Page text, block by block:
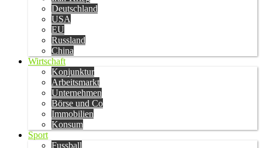
Deutschland
USA
EU
Russland
China
Wirtschaft
Konjunktur
Arbeitsmarkt
Unternehmen
Börse und Co
Immobilien
Konsum
Sport
Fussball